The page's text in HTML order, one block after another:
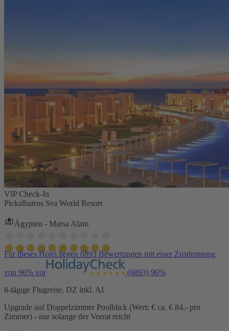
VIP Check-In
Pickalbatros Sea World Resort
Ägypten - Marsa Alam
Für dieses Hotel liegen 6893 Bewertungen mit einer Zustimmung
von 96% vor (6893) 96%
8-tägige Flugreise, DZ inkl. AI
Upgrade auf Doppelzimmer Poolblick (Wert: € ca. € 84,- pro
Zimmer) - nur solange der Vorrat reicht